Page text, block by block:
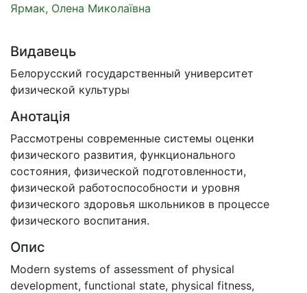
Ярмак, Олена Миколаївна
Видавець
Белорусский государственный университет
физической культуры
Анотація
Рассмотрены современные системы оценки
физического развития, функционального
состояния, физической подготовленности,
физической работоспособности и уровня
физического здоровья школьников в процессе
физического воспитания.
Опис
Modern systems of assessment of physical
development, functional state, physical fitness,